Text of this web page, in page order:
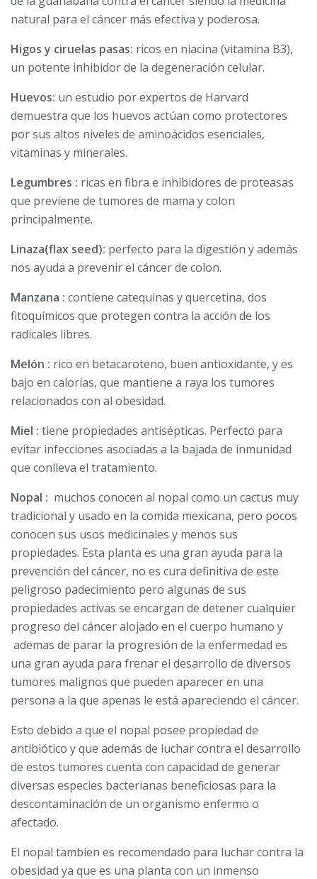
natural para el cáncer más efectiva y poderosa.
Higos y ciruelas pasas: ricos en niacina (vitamina B3),
un potente inhibidor de la degeneración celular.
Huevos: un estudio por expertos de Harvard
demuestra que los huevos actúan como protectores
por sus altos niveles de aminoácidos esenciales,
vitaminas y minerales.
Legumbres : ricas en fibra e inhibidores de proteasas
que previene de tumores de mama y colon
principalmente.
Linaza(flax seed): perfecto para la digestión y además
nos ayuda a prevenir el cáncer de colon.
Manzana : contiene catequinas y quercetina, dos
fitoquímicos que protegen contra la acción de los
radicales libres.
Melón : rico en betacaroteno, buen antioxidante, y es
bajo en calorías, que mantiene a raya los tumores
relacionados con al obesidad.
Miel : tiene propiedades antisépticas. Perfecto para
evitar infecciones asociadas a la bajada de inmunidad
que conlleva el tratamiento.
Nopal : muchos conocen al nopal como un cactus muy
tradicional y usado en la comida mexicana, pero pocos
conocen sus usos medicinales y menos sus
propiedades. Esta planta es una gran ayuda para la
prevención del cáncer, no es cura definitiva de este
peligroso padecimiento pero algunas de sus
propiedades activas se encargan de detener cualquier
progreso del cáncer alojado en el cuerpo humano y
ademas de parar la progresión de la enfermedad es
una gran ayuda para frenar el desarrollo de diversos
tumores malignos que pueden aparecer en una
persona a la que apenas le está apareciendo el cáncer.
Esto debido a que el nopal posee propiedad de
antibiótico y que además de luchar contra el desarrollo
de estos tumores cuenta con capacidad de generar
diversas especies bacterianas beneficiosas para la
descontaminación de un organismo enfermo o
afectado.
El nopal tambien es recomendado para luchar contra la
obesidad ya que es una planta con un inmenso